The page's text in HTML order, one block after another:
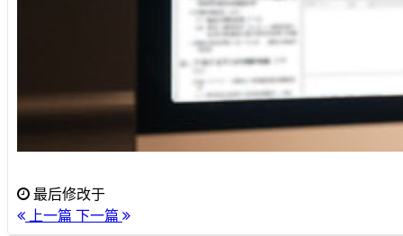
最后修改于
上一篇 下一篇